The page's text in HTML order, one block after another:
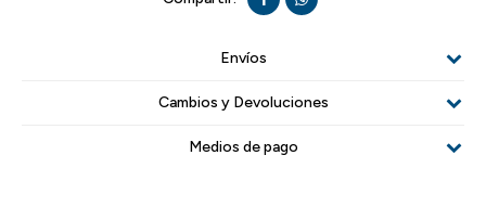
Envíos
Cambios y Devoluciones
Medios de pago